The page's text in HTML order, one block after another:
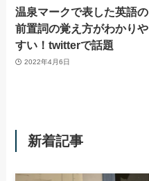
温泉マークで表した英語の
前置詞の覚え方がわかりや
すい！twitterで話題
2022年4月6日
新着記事